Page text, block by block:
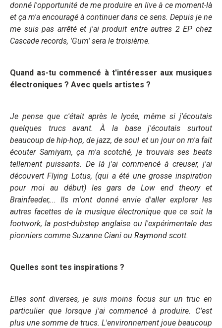
donné l'opportunité de me produire en live à ce moment-là
et ça m'a encouragé à continuer dans ce sens. Depuis je ne
me suis pas arrêté et j'ai produit entre autres 2 EP chez
Cascade records, 'Gum' sera le troisième.
Quand as-tu commencé à t'intéresser aux musiques
électroniques ? Avec quels artistes ?
Je pense que c'était après le lycée, même si j'écoutais
quelques trucs avant. À la base j'écoutais surtout
beaucoup de hip-hop, de jazz, de soul et un jour on m'a fait
écouter Samiyam, ça m'a scotché, je trouvais ses beats
tellement puissants. De là j'ai commencé à creuser, j'ai
découvert Flying Lotus, (qui a été une grosse inspiration
pour moi au début) les gars de Low end theory et
Brainfeeder,... Ils m'ont donné envie d'aller explorer les
autres facettes de la musique électronique que ce soit la
footwork, la post-dubstep anglaise ou l'expérimentale des
pionniers comme Suzanne Ciani ou Raymond scott.
Quelles sont tes inspirations ?
Elles sont diverses, je suis moins focus sur un truc en
particulier que lorsque j'ai commencé à produire. C'est
plus une somme de trucs. L'environnement joue beaucoup